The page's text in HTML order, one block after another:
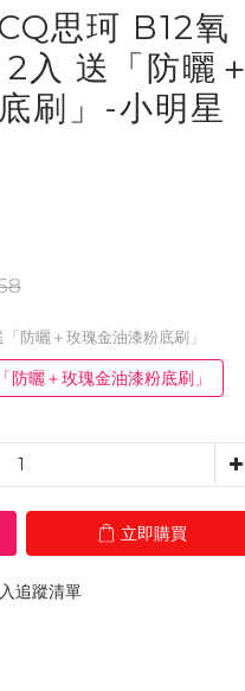
思珂 B12氧
入 送「防曬＋
刷」-小明星
防曬＋玫瑰金油漆粉底刷」
曬＋玫瑰金油漆粉底刷」
立即購買
追蹤清單